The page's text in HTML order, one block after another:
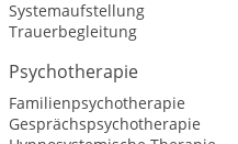
Systemaufstellung
Trauerbegleitung
Psychotherapie
Familienpsychotherapie
Gesprächspsychotherapie